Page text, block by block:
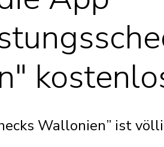
Wallonien” ist